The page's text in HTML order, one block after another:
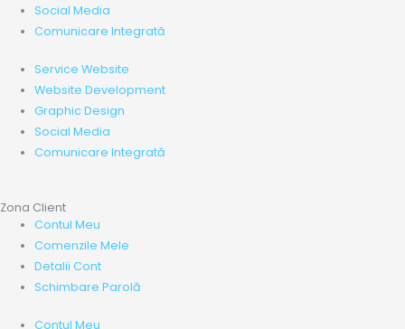
Social Media
Comunicare Integrată
Service Website
Website Development
Graphic Design
Social Media
Comunicare Integrată
Zona Client
Contul Meu
Comenzile Mele
Detalii Cont
Schimbare Parolă
Contul Meu